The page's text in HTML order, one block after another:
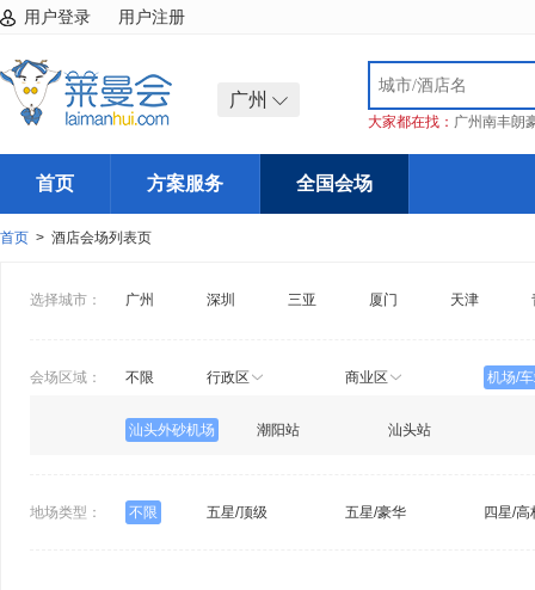
用户登录 用户注册
广州
大家都在找： 广州南丰朗
首页 方案服务 全国会场
首页 > 酒店会场列表页
选择城市： 广州 深圳 三亚 厦门 天津
会场区域： 不限 行政区 商业区 机场/
汕头外砂机场 潮阳站 汕头站
地场类型： 不限 五星/顶级 五星/豪华 四星/高